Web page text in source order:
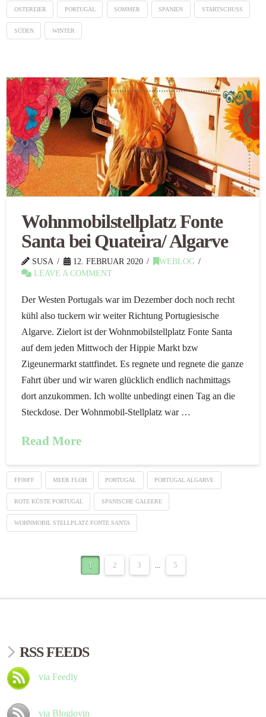
OSTEREIER PORTUGAL SOMMER SPANIEN STARTSCHUSS
SÜDEN WINTER
Wohnmobilstellplatz Fonte
Santa bei Quateira/ Algarve
SUSA 12. FEBRUAR 2020
WEBLOG
LEAVE A COMMENT
Der Westen Portugals war im Dezember doch noch recht
kühl also tuckern wir weiter Richtung Portugiesische
Algarve. Zielort ist der Wohnmobilstellplatz Fonte Santa
auf dem jeden Mittwoch der Hippie Markt bzw
Zigeunermarkt stattfindet. Es regnete und regnete die ganze
Fahrt über und wir waren glücklich endlich nachmittags
dort anzukommen. Ich wollte unbedingt einen Tag an die
Steckdose. Der Wohnmobil-Stellplatz war …
Read More
FF00FF MEER FLOH PORTUGAL PORTUGAL ALGARVE
ROTE KÜSTE PORTUGAL SPANISCHE GALEERE
WOHNMOBIL STELLPLATZ FONTE SANTA
1 2 3 5
RSS FEEDS
via Feedly
via Bloglovin